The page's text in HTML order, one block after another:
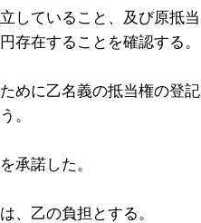
していること、及び原抵当
することを確認する。
めに乙名義の抵当権の登記
。
承諾した。
乙の負担とする。